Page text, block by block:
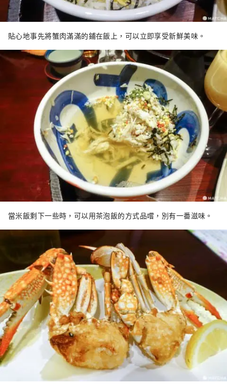
貼心地事先將蟹肉滿滿的鋪在飯上，可以立即享受新鮮美味。
當米飯剩下一些時，可以用茶泡飯的方式品嚐，別有一番滋味。